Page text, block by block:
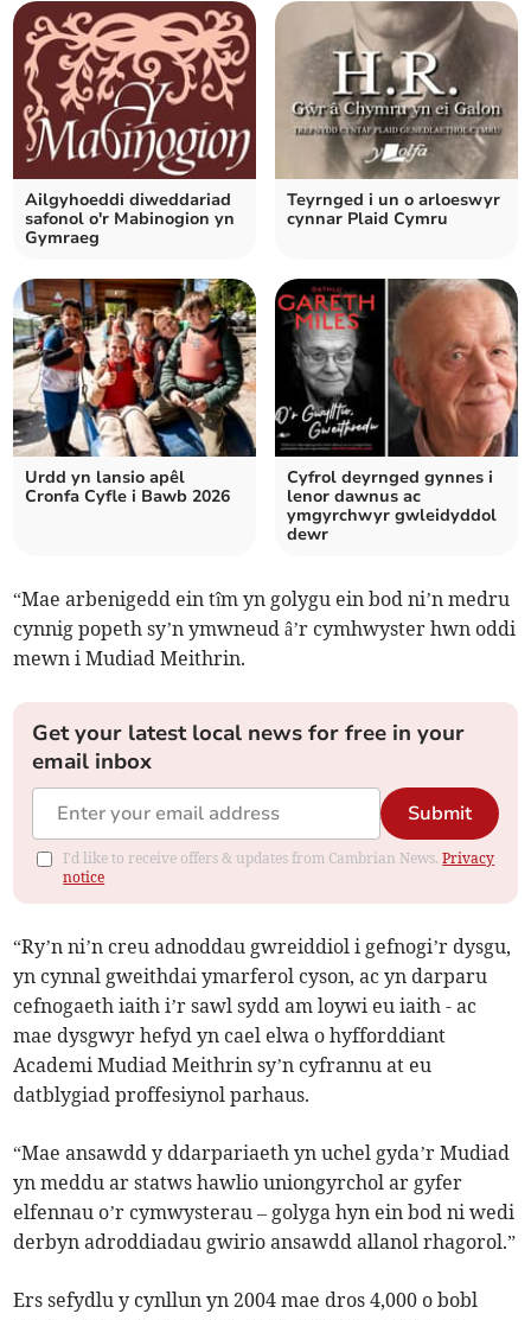
Ailgyhoeddi diweddariad
safonol o'r Mabinogion yn
Gymraeg
Teyrnged i un o arloeswyr
cynnar Plaid Cymru
Urdd yn lansio apêl
Cronfa Cyfle i Bawb 2026
Cyfrol deyrnged gynnes i
lenor dawnus ac
ymgyrchwyr gwleidyddol
dewr
“Mae arbenigedd ein tîm yn golygu ein bod ni’n medru
cynnig popeth sy’n ymwneud â’r cymhwyster hwn oddi
mewn i Mudiad Meithrin.
Get your latest local news for free in your
email inbox
Submit
I'd like to receive offers & updates from Cambrian News.Privacy
notice
“Ry’n ni’n creu adnoddau gwreiddiol i gefnogi’r dysgu,
yn cynnal gweithdai ymarferol cyson, ac yn darparu
cefnogaeth iaith i’r sawl sydd am loywi eu iaith - ac
mae dysgwyr hefyd yn cael elwa o hyfforddiant
Academi Mudiad Meithrin sy’n cyfrannu at eu
datblygiad proffesiynol parhaus.
“Mae ansawdd y ddarpariaeth yn uchel gyda’r Mudiad
yn meddu ar statws hawlio uniongyrchol ar gyfer
elfennau o’r cymwysterau – golyga hyn ein bod ni wedi
derbyn adroddiadau gwirio ansawdd allanol rhagorol.”
Ers sefydlu y cynllun yn 2004 mae dros 4,000 o bobl